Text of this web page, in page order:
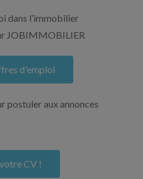
dans l’immobilier
JOBIMMOBILIER
d'emploi
postuler aux annonces
CV !